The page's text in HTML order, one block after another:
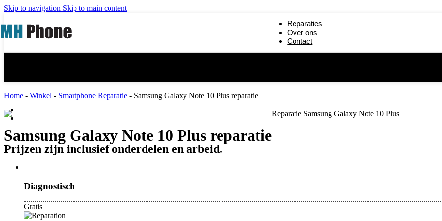
Skip to navigation Skip to main content
Reparaties
Over ons
Contact
iPad mini 3 reparatie
iPad Air 2 reparatie
Home - Winkel - Smartphone Reparatie - Samsung Galaxy Note 10 Plus reparatie
Samsung Galaxy Note 10 Plus reparatie
Prijzen zijn inclusief onderdelen en arbeid.
Diagnostisch
Gratis